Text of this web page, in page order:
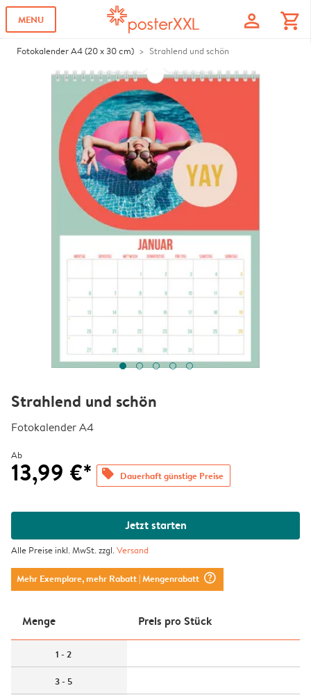
MENU profile shopping_cart
Fotokalender A4 (20 x 30 cm) Strahlend und schön
Strahlend und schön
Fotokalender A4
Ab
13,99 €* offers Dauerhaft günstige Preise
Jetzt starten
Alle Preise inkl. MwSt. zzgl.Versand
Mehr Exemplare, mehr Rabatt| Mengenrabatt question_mark_circle
Menge Preis pro Stück
1 - 2
3 - 5